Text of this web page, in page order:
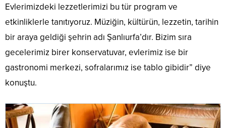
Evlerimizdeki lezzetlerimizi bu tür program ve
etkinliklerle tanıtıyoruz. Müziğin, kültürün, lezzetin, tarihin
bir araya geldiği şehrin adı Şanlıurfa’dır. Bizim sıra
gecelerimiz birer konservatuvar, evlerimiz ise bir
gastronomi merkezi, sofralarımız ise tablo gibidir” diye
konuştu.